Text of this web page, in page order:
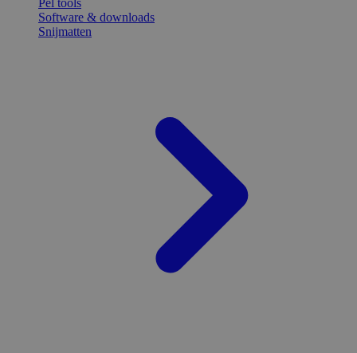
Software & downloads
Snijmatten